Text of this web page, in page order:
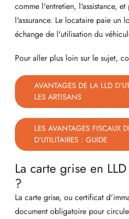
comme l'entretien, l'assistance, et
l'assurance. Le locataire paie un
échange de l'utilisation du
Pour aller plus loin sur le sujet,
AVANTAGES DE LA LLD
LES ARTISANS
LES AVANTAGES FISCAUX
D’UTILITAIRES : GUIDE
La carte grise en
?
La carte grise, ou certificat
document obligatoire pour